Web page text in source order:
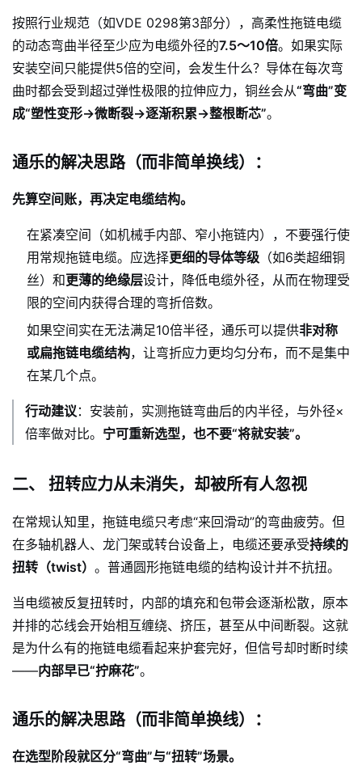
按照行业规范（如VDE 0298第3部分），高柔性拖链电缆
的动态弯曲半径至少应为电缆外径的7.5～10倍。如果实际
安装空间只能提供5倍的空间，会发生什么？导体在每次弯
曲时都会受到超过弹性极限的拉伸应力，铜丝会从“弯曲”变
成“塑性变形→微断裂→逐渐积累→整根断芯”。
通乐的解决思路（而非简单换线）：
先算空间账，再决定电缆结构。
在紧凑空间（如机械手内部、窄小拖链内），不要强行使
用常规拖链电缆。应选择更细的导体等级 （如6类超细铜
丝）和更薄的绝缘层设计，降低电缆外径，从而在物理受
限的空间内获得合理的弯折倍数。
如果空间实在无法满足10倍半径，通乐可以提供非对称
或扁拖链电缆结构，让弯折应力更均匀分布，而不是集中
在某几个点。
行动建议：安装前，实测拖链弯曲后的内半径，与外径×
倍率做对比。 宁可重新选型，也不要“将就安装”。
二、 扭转应力从未消失，却被所有人忽视
在常规认知里，拖链电缆只考虑“来回滑动”的弯曲疲劳。但
在多轴机器人、龙门架或转台设备上，电缆还要承受持续的
扭转（twist） 。普通圆形拖链电缆的结构设计并不抗扭。
当电缆被反复扭转时，内部的填充和包带会逐渐松散，原本
并排的芯线会开始相互缠绕、挤压，甚至从中间断裂。这就
是为什么有的拖链电缆看起来护套完好，但信号却时断时续
——内部早已“拧麻花”。
通乐的解决思路（而非简单换线）：
在选型阶段就区分“弯曲”与“扭转”场景。